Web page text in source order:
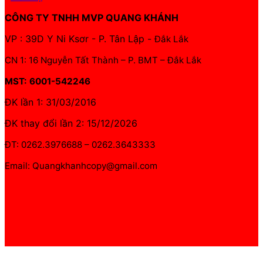
CÔNG TY TNHH MVP QUANG KHÁNH
VP : 39D Y Ni Ksơr - P. Tân Lập -Đắk Lắk
CN 1: 16 Nguyễn Tất Thành – P. BMT – Đắk Lắk
MST: 6001-542246
ĐK lần 1: 31/03/2016
ĐK thay đổi lần 2: 15/12/2026
ĐT: 0262.3976688 – 0262.3643333
Email: Quangkhanhcopy@gmail.com